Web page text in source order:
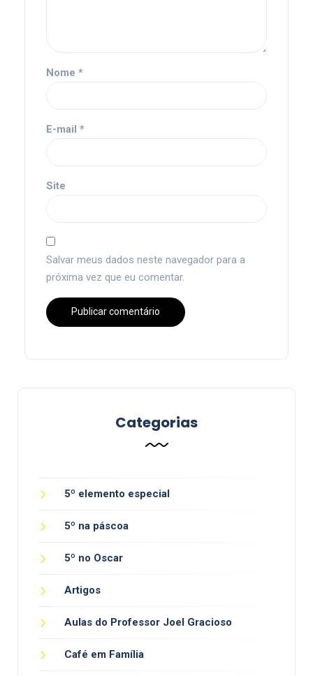
Nome *
E-mail *
Site
Salvar meus dados neste navegador para a
próxima vez que eu comentar.
Categorias
5º elemento especial
5º na páscoa
5º no Oscar
Artigos
Aulas do Professor Joel Gracioso
Café em Família